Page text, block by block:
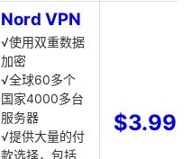
Nord VPN
√使用双重数据
加密
√全球60多个
国家4000多台
服务器
√提供大量的付
款选择，包括
$3.99